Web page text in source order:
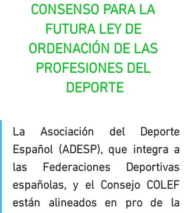
CONSENSO PARA LA
FUTURA LEY DE
ORDENACIÓN DE LAS
PROFESIONES DEL
DEPORTE
La Asociación del Deporte
Español (ADESP), que integra a
las Federaciones Deportivas
españolas, y el Consejo COLEF
están alineados en pro de la